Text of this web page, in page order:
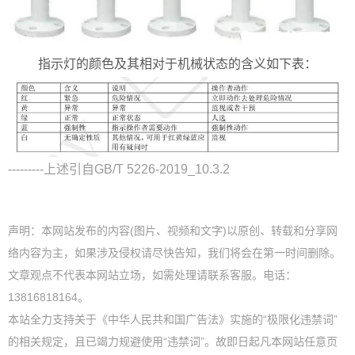
指示灯的颜色及其相对于机械状态的含义如下表：
---------上述引自GB/T 5226-2019_10.3.2
声明：本网站发布的内容(图片、视频和文字)以原创、转载和分享网
络内容为主，如果涉及侵权请尽快告知，我们将会在第一时间删除。
文章观点不代表本网站立场，如需处理请联系客服。电话：
13816818164。
本站全力支持关于《中华人民共和国广告法》实施的“极限化违禁词”
的相关规定，且已竭力规避使用“违禁词”。故即日起凡本网站任意页